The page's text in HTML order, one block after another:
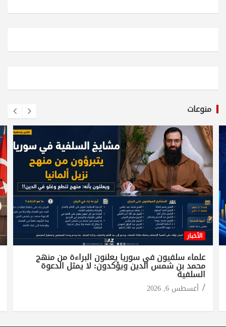
منوعات
الأخبار
علماء سلفيون في سوريا يعلنون البراءة من منهج
محمد بن شمس الدين ويؤكدون: لا يمثل الدعوة
السلفية
أغسطس 6, 2026